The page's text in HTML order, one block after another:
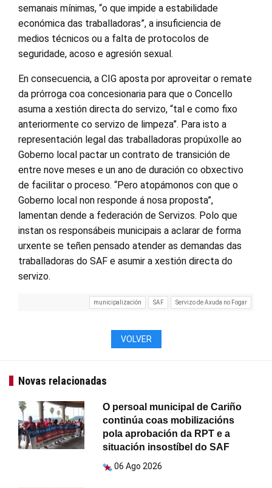
semanais mínimas, “o que impide a estabilidade
económica das traballadoras”, a insuficiencia de
medios técnicos ou a falta de protocolos de
seguridade, acoso e agresión sexual.
En consecuencia, a CIG aposta por aproveitar o remate
da prórroga coa concesionaria para que o Concello
asuma a xestión directa do servizo, “tal e como fixo
anteriormente co servizo de limpeza”. Para isto a
representación legal das traballadoras propúxolle ao
Goberno local pactar un contrato de transición de
entre nove meses e un ano de duración co obxectivo
de facilitar o proceso. “Pero atopámonos con que o
Goberno local non responde á nosa proposta”,
lamentan dende a federación de Servizos. Polo que
instan os responsábeis municipais a aclarar de forma
urxente se teñen pensado atender as demandas das
traballadoras do SAF e asumir a xestión directa do
servizo.
municipalización SAF Servizo de Axuda no Fogar
VOLVER
Novas relacionadas
O persoal municipal de Cariño
continúa coas mobilizacións
pola aprobación da RPT e a
situación insostíbel do SAF
06 Ago 2026